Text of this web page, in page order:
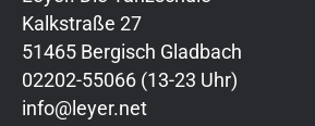
Kalkstraße 27
51465 Bergisch Gladbach
02202-55066 (13-23 Uhr)
info@leyer.net